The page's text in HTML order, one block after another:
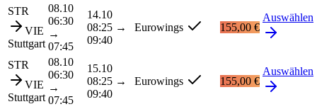
STR
VIE
Stuttgart
08.10
06:30
→
07:45
14.10
08:25 →
09:40
Eurowings 155,00 €
Auswählen
STR
VIE
Stuttgart
08.10
06:30
→
07:45
15.10
08:25 →
09:40
Eurowings 155,00 €
Auswählen